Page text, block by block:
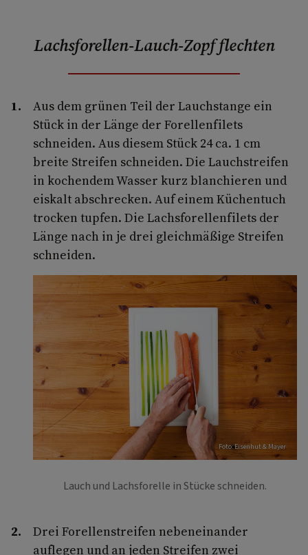
Lachsforellen-Lauch-Zopf flechten
Aus dem grünen Teil der Lauchstange ein
Stück in der Länge der Forellenfilets
schneiden. Aus diesem Stück 24 ca. 1 cm
breite Streifen schneiden. Die Lauchstreifen
in kochendem Wasser kurz blanchieren und
eiskalt abschrecken. Auf einem Küchentuch
trocken tupfen. Die Lachsforellenfilets der
Länge nach in je drei gleichmäßige Streifen
schneiden.
Foto: Eisenhut & Mayer
Lauch und Lachsforelle in Stücke schneiden.
Drei Forellenstreifen nebeneinander
auflegen und an jeden Streifen zwei